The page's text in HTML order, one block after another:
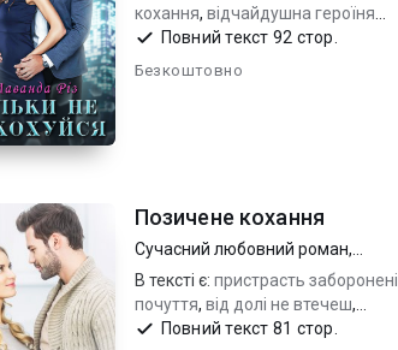
кохання, відчайдушна героїня
владний чоловік,сильні
почуття_ризик та обман
Повний текст 92 стор.
Безкоштовно
Позичене кохання
Сучасний любовний роман,
Короткий любовний роман
В тексті є: пристрасть заборонені
почуття, від долі не втечеш,
відчайдушна дівчина справжній
Повний текст 81 стор.